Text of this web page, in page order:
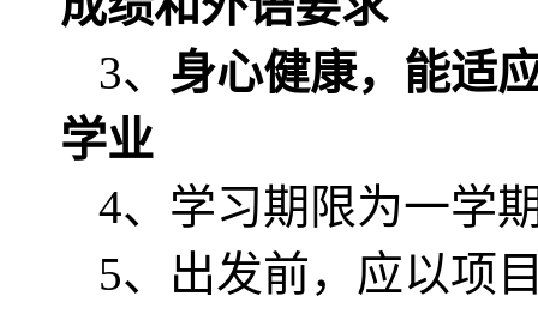
3、 身心健康，能适
学业
4、学习期限为一学
5、出发前，应以项